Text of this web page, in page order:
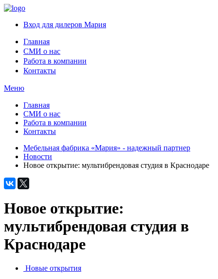
Вход для дилеров Мария
Главная
СМИ о нас
Работа в компании
Контакты
Меню
Главная
СМИ о нас
Работа в компании
Контакты
Мебельная фабрика «Мария» - надежный партнер
Новости
Новое открытие: мультибрендовая студия в Краснодаре
Новое открытие:
мультибрендовая студия в
Краснодаре
Новые открытия